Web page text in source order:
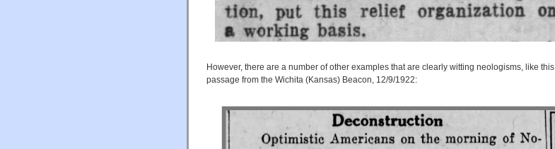
However, there are a number of other examples that are clearly witting neologisms, like this
passage from the Wichita (Kansas) Beacon, 12/9/1922: